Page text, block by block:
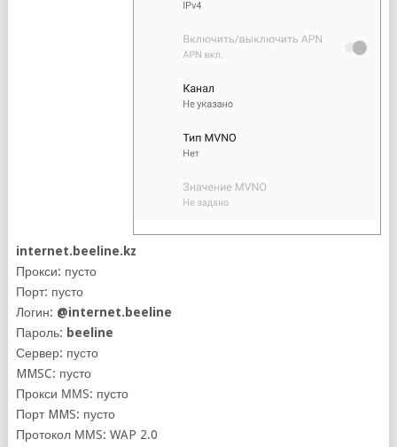
internet.beeline.kz
Прокси: пусто
Порт: пусто
Логин: @internet.beeline
Пароль: beeline
Сервер: пусто
MMSC: пусто
Прокси ММS: пусто
Порт MMS: пусто
Протокол ММS: WAP 2.0